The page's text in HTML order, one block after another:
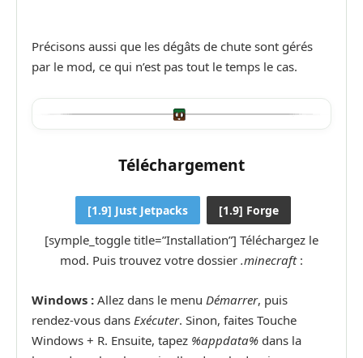
Précisons aussi que les dégâts de chute sont gérés
par le mod, ce qui n’est pas tout le temps le cas.
Téléchargement
[1.9] Just Jetpacks [1.9] Forge
[symple_toggle title=”Installation”] Téléchargez le
mod. Puis trouvez votre dossier .minecraft:
Windows : Allez dans le menu Démarrer, puis
rendez-vous dans Exécuter. Sinon, faites Touche
Windows + R. Ensuite, tapez %appdata% dans la